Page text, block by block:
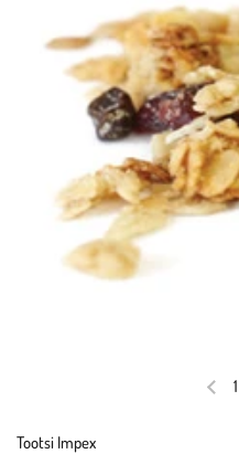
1
Tootsi Impex